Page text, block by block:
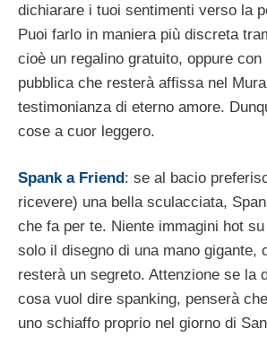
dichiarare i tuoi sentimenti verso la
Puoi farlo in maniera più discreta
cioè un regalino gratuito, oppure con
pubblica che resterà affissa nel
testimonianza di eterno amore.
cose a cuor leggero.
Spank a Friend: se al bacio
ricevere) una bella sculacciata,
che fa per te. Niente immagini hot
solo il disegno di una mano gigante,
resterà un segreto. Attenzione se la
cosa vuol dire spanking, penserà
uno schiaffo proprio nel giorno di